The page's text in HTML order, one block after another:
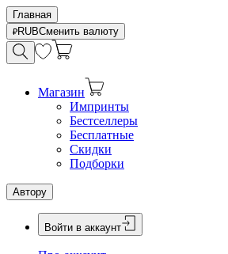
Главная
RUBСменить валюту
Магазин
Импринты
Бестселлеры
Бесплатные
Скидки
Подборки
Автору
Войти в аккаунт